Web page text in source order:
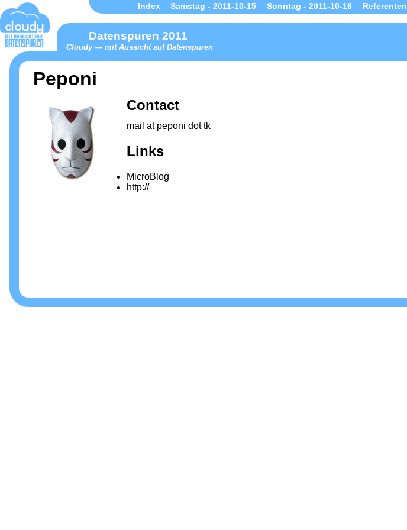
Index Samstag - 2011-10-15 Sonntag - 2011-10-16 Referenten
Datenspuren 2011
Cloudy — mit Aussicht auf Datenspuren
Peponi
Contact
mail at peponi dot tk
Links
MicroBlog
http://